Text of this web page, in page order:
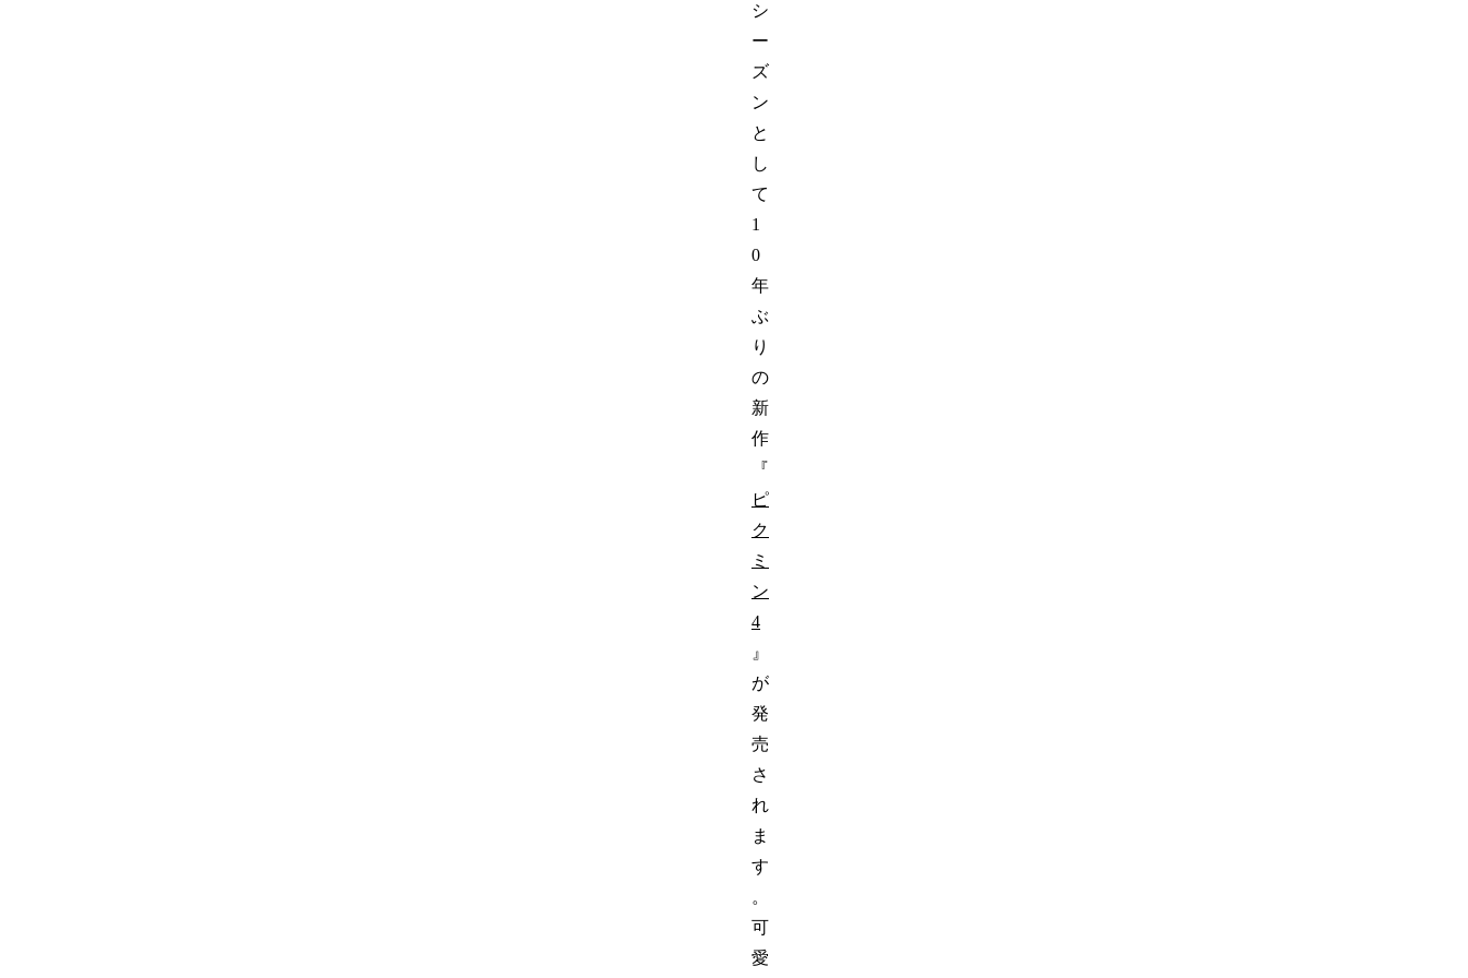
シ
ー
ズ
ン
と
し
て
1
0
年
ぶ
り
の
新
作
『
ピ
ク
ミ
ン
4
』
が
発
売
さ
れ
ま
す
。
可
愛